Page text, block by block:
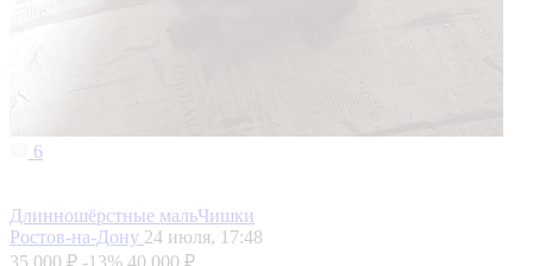
6
Длинношёрстные мальЧишки
Ростов-на-Дону 24 июля, 17:48